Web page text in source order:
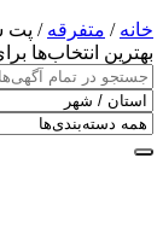
خانه / متفرقه / پت
بهترین انتخاب‌ها